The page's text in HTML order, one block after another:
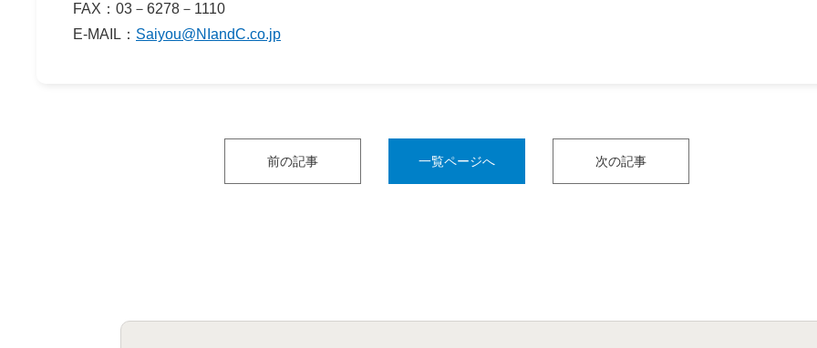
FAX：03－6278－1110
E-MAIL： Saiyou@NIandC.co.jp
前の記事 一覧ページへ 次の記事